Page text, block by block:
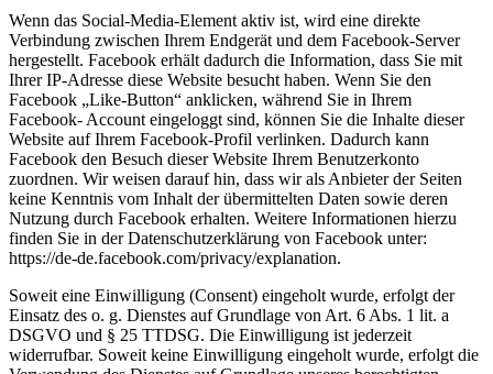
Wenn das Social-Media-Element aktiv ist, wird eine direkte
Verbindung zwischen Ihrem Endgerät und dem Facebook-Server
hergestellt. Facebook erhält dadurch die Information, dass Sie mit
Ihrer IP-Adresse diese Website besucht haben. Wenn Sie den
Facebook „Like-Button“ anklicken, während Sie in Ihrem
Facebook- Account eingeloggt sind, können Sie die Inhalte dieser
Website auf Ihrem Facebook-Profil verlinken. Dadurch kann
Facebook den Besuch dieser Website Ihrem Benutzerkonto
zuordnen. Wir weisen darauf hin, dass wir als Anbieter der Seiten
keine Kenntnis vom Inhalt der übermittelten Daten sowie deren
Nutzung durch Facebook erhalten. Weitere Informationen hierzu
finden Sie in der Datenschutzerklärung von Facebook unter:
https://de-de.facebook.com/privacy/explanation.
Soweit eine Einwilligung (Consent) eingeholt wurde, erfolgt der
Einsatz des o. g. Dienstes auf Grundlage von Art. 6 Abs. 1 lit. a
DSGVO und § 25 TTDSG. Die Einwilligung ist jederzeit
widerrufbar. Soweit keine Einwilligung eingeholt wurde, erfolgt die